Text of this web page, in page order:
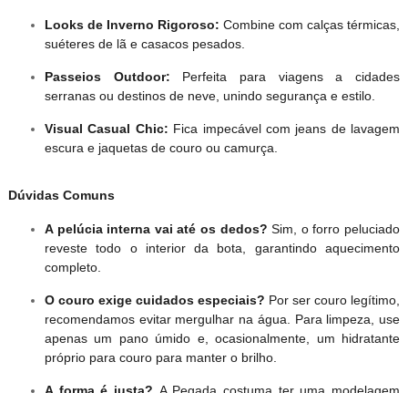
Looks de Inverno Rigoroso: Combine com calças térmicas,
suéteres de lã e casacos pesados.
Passeios Outdoor: Perfeita para viagens a cidades
serranas ou destinos de neve, unindo segurança e estilo.
Visual Casual Chic: Fica impecável com jeans de lavagem
escura e jaquetas de couro ou camurça.
Dúvidas Comuns
A pelúcia interna vai até os dedos? Sim, o forro peluciado
reveste todo o interior da bota, garantindo aquecimento
completo.
O couro exige cuidados especiais? Por ser couro legítimo,
recomendamos evitar mergulhar na água. Para limpeza, use
apenas um pano úmido e, ocasionalmente, um hidratante
próprio para couro para manter o brilho.